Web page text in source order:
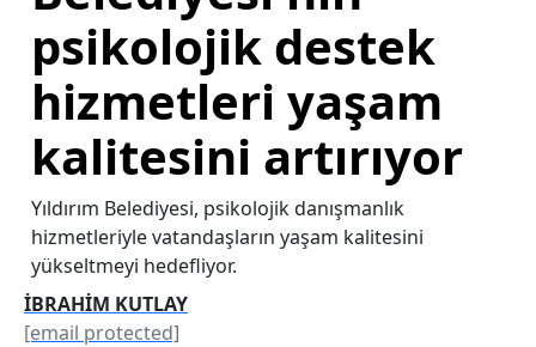
psikolojik destek
hizmetleri yaşam
kalitesini artırıyor
Yıldırım Belediyesi, psikolojik danışmanlık
hizmetleriyle vatandaşların yaşam kalitesini
yükseltmeyi hedefliyor.
İBRAHİM KUTLAY
[email protected]